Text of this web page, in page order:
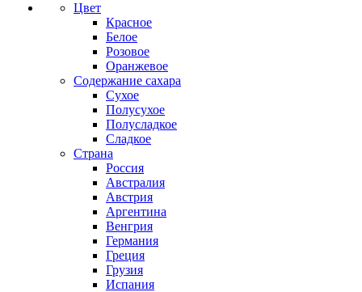
Цвет
Красное
Белое
Розовое
Оранжевое
Содержание сахара
Сухое
Полусухое
Полусладкое
Сладкое
Страна
Россия
Австралия
Австрия
Аргентина
Венгрия
Германия
Греция
Грузия
Испания